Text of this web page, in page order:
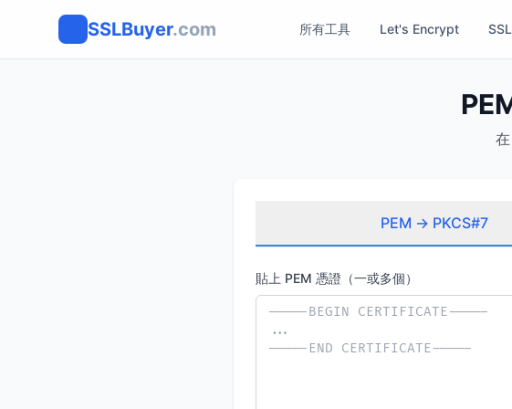
SSLBuyer.com 所有工具 Let's Encrypt
PEM → PKCS#7
貼上 PEM 憑證（一或多個）